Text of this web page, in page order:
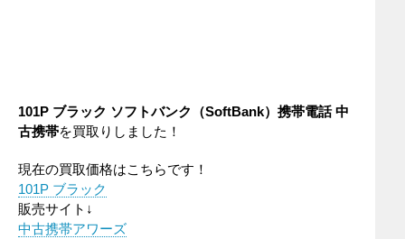
101P ブラック ソフトバンク（SoftBank）携帯電話中
古携帯を買取りしました！
現在の買取価格はこちらです！
101P ブラック
販売サイト↓
中古携帯アワーズ